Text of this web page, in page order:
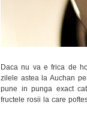
Daca nu va e frica de
zilele astea la Auchan
pune in punga exact
fructele rosii la care